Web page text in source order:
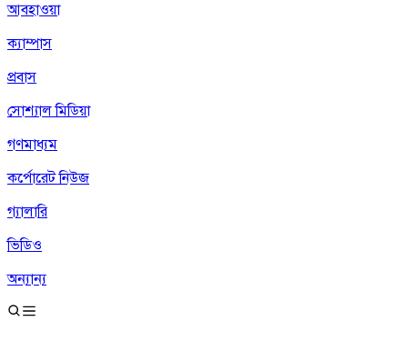
আবহাওয়া
ক্যাম্পাস
প্রবাস
সোশ্যাল মিডিয়া
গণমাধ্যম
কর্পোরেট নিউজ
গ্যালারি
ভিডিও
অন্যান্য